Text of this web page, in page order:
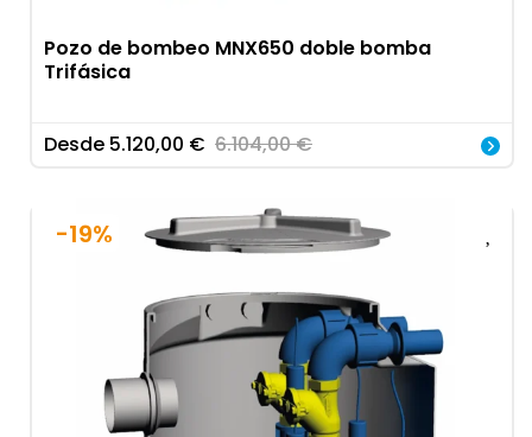
Pozo de bombeo MNX650 doble bomba
Trifásica
Desde 5.120,00 € 6.104,00€
-19%